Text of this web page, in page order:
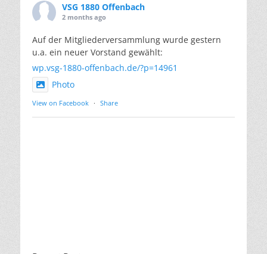
VSG 1880 Offenbach
2 months ago
Auf der Mitgliederversammlung wurde gestern
u.a. ein neuer Vorstand gewählt:
wp.vsg-1880-offenbach.de/?p=14961
Photo
View on Facebook · Share